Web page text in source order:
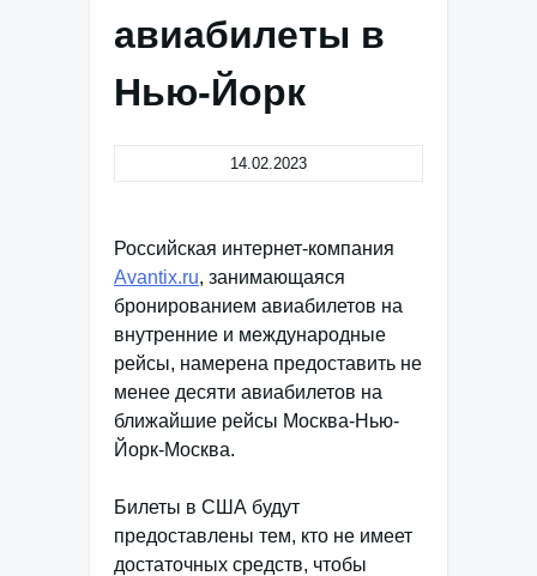
авиабилеты в
Нью-Йорк
14.02.2023
Российская интернет-компания
Avantix.ru, занимающаяся
бронированием авиабилетов на
внутренние и международные
рейсы, намерена предоставить не
менее десяти авиабилетов на
ближайшие рейсы Москва-Нью-
Йорк-Москва.
Билеты в США будут
предоставлены тем, кто не имеет
достаточных средств, чтобы